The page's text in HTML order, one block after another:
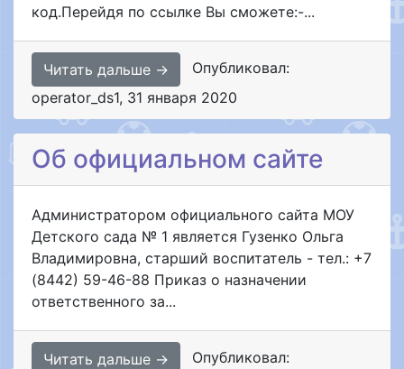
код.Перейдя по ссылке Вы сможете:-...
Читать дальше →
Опубликовал:
operator_ds1, 31 января 2020
Об официальном сайте
Администратором официального сайта МОУ
Детского сада № 1 является Гузенко Ольга
Владимировна, старший воспитатель - тел.: +7
(8442) 59-46-88 Приказ о назначении
ответственного за...
Читать дальше →
Опубликовал: